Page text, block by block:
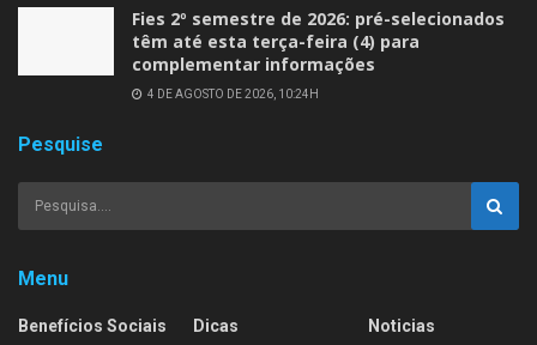
Fies 2º semestre de 2026: pré-selecionados
têm até esta terça-feira (4) para
complementar informações
4 DE AGOSTO DE 2026, 10:24H
Pesquise
Menu
Benefícios Sociais Dicas Noticias